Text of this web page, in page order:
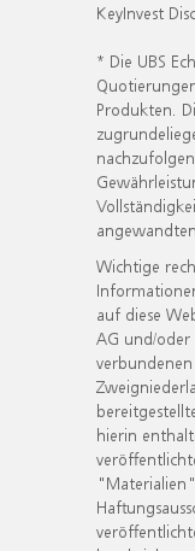
KeyInvest
* Die UBS
Produkten.
Wichtige
auf diese
AG und/oder
hierin